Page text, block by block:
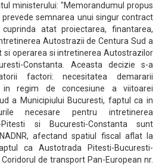
ministerului: "Memorandumul propus
semnarea unui singur contract
atat proiectarea, finantarea,
Autostrazii de Centura Sud a
si operarea si intretinerea Autostrazilor
Constanta. Aceasta decizie s-a
factori: necesitatea demararii
regim de concesiune a viitoarei
a Municipiului Bucuresti, faptul ca in
necesare pentru intretinerea
Pitesti si Bucuresti-Constanta sunt
afectand spatiul fiscal aflat la
ca Austotrada Pitesti-Bucuresti-
de transport Pan-European nr.